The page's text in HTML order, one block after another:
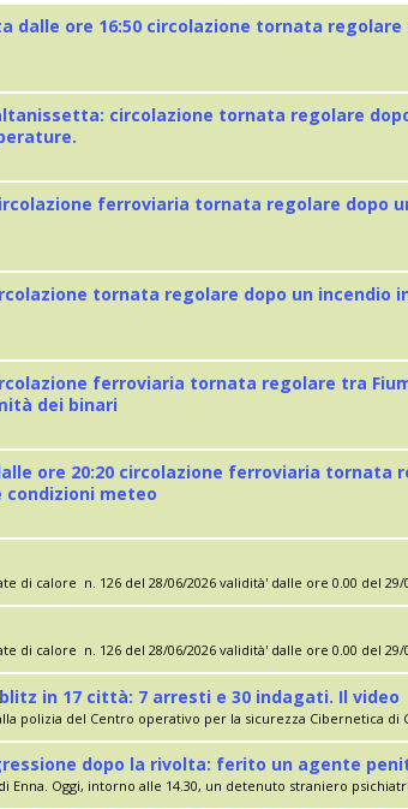
dalle ore 16:50 circolazione tornata
circolazione tornata regolare
ferroviaria tornata regolare dopo
tornata regolare dopo un incendio
ferroviaria tornata regolare tra
dei binari
ore 20:20 circolazione ferroviaria tornata
condizioni meteo
di calore n. 126 del 28/06/2026 validità' dalle ore 0.00 del 29/
di calore n. 126 del 28/06/2026 validità' dalle ore 0.00 del 29/
in 17 città: 7 arresti e 30 indagati. Il video
polizia del Centro operativo per la sicurezza Cibernetica di
dopo la rivolta: ferito un agente
Enna. Oggi, intorno alle 14.30, un detenuto straniero